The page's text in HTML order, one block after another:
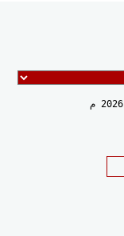
2026 م